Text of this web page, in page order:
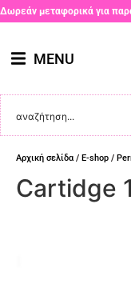
Δωρεάν μεταφορικά για
MENU
Αρχική σελίδα / E-shop /
Cartidge